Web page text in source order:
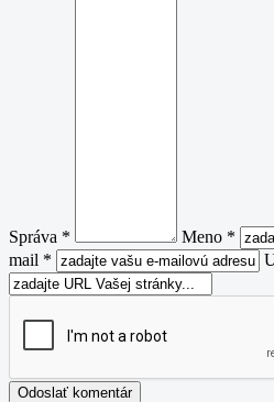
Správa * Meno *
mail *